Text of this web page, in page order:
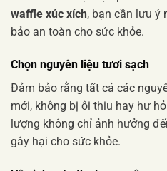
waffle xúc xích, bạn cần lưu ý
bảo an toàn cho sức khỏe.
Chọn nguyên liệu tươi sạch
Đảm bảo rằng tất cả các
mới, không bị ôi thiu hay hư
lượng không chỉ ảnh hưởng
gây hại cho sức khỏe.